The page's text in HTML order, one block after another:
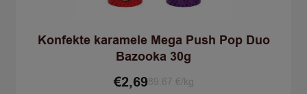
Konfekte karamele Mega Push Pop Duo
Bazooka 30g
€2,6989.67 €/kg